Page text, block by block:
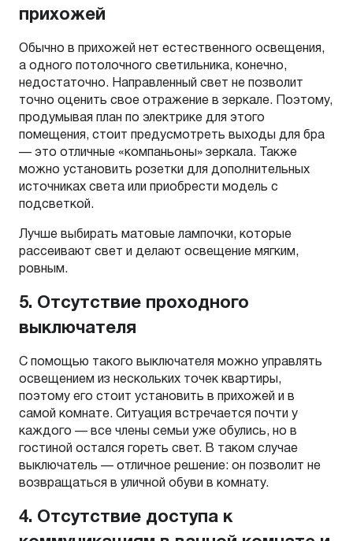
прихожей
Обычно в прихожей нет естественного освещения,
а одного потолочного светильника, конечно,
недостаточно. Направленный свет не позволит
точно оценить свое отражение в зеркале. Поэтому,
продумывая план по электрике для этого
помещения, стоит предусмотреть выходы для бра
— это отличные «компаньоны» зеркала. Также
можно установить розетки для дополнительных
источниках света или приобрести модель с
подсветкой.
Лучше выбирать матовые лампочки, которые
рассеивают свет и делают освещение мягким,
ровным.
5. Отсутствие проходного
выключателя
С помощью такого выключателя можно управлять
освещением из нескольких точек квартиры,
поэтому его стоит установить в прихожей и в
самой комнате. Ситуация встречается почти у
каждого — все члены семьи уже обулись, но в
гостиной остался гореть свет. В таком случае
выключатель — отличное решение: он позволит не
возвращаться в уличной обуви в комнату.
4. Отсутствие доступа к